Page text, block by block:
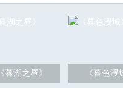
《暮湖之昼》 《暮色浸